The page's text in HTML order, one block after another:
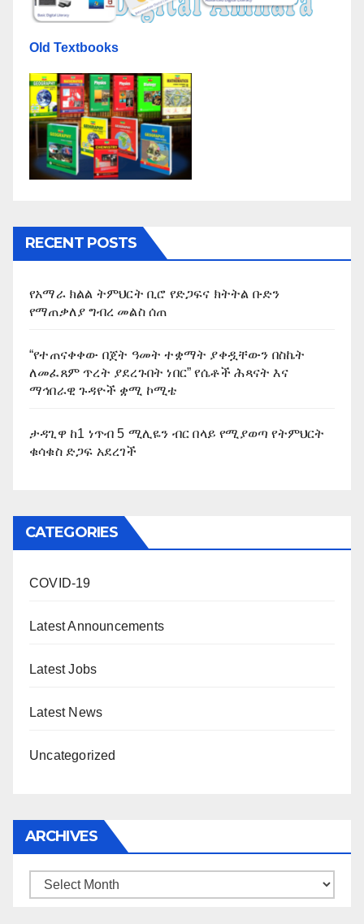
Old Textbooks
RECENT POSTS
የአማራ ክልል ትምህርት ቢሮ የድጋፍና ክትትል ቡድን
የማጠቃለያ ግብረ መልስ ሰጠ
“የተጠናቀቀው በጀት ዓመት ተቋማት ያቀዷቸውን በስኬት
ለመፈጸም ጥረት ያደረጉበት ነበር” የሴቶች ሕጻናት እና
ማኅበራዊ ጉዳዮች ቋሚ ኮሚቴ
ታዳጊዋ ከ1 ነጥብ 5 ሚሊዬን ብር በላይ የሚያወጣ የትምህርት
ቁሳቁስ ድጋፍ አደረገች
CATEGORIES
COVID-19
Latest Announcements
Latest Jobs
Latest News
Uncategorized
ARCHIVES
Archives